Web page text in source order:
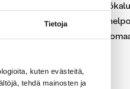
Tietoja
kuten evästeitä,
tehdä mainosten ja
ja laadusta.
ja jakaa pelivideoita
voi arvioida ja seurata